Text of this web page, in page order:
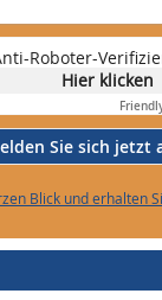
Roboter-
Hier klicken
Sie sich jetzt
Blick und erhalten